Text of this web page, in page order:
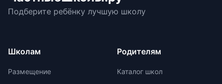
изучить репутацию школы и
маркировку с указанием
подготовиться к экзаменам в
университетах и на работе. Однако,
заучиванию `правильных` ответов.
До 2030 года есть достаточно
времени для тщательной
Подберите ребёнку лучшую школу
Школам
Размещение
Родителям
Каталог школ